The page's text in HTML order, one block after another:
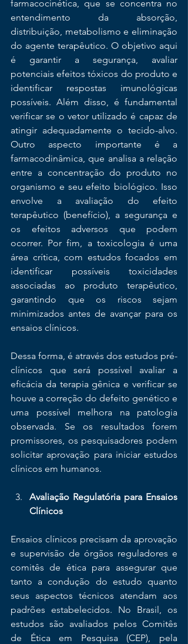
farmacocinética, que se concentra no
entendimento da absorção,
distribuição, metabolismo e eliminação
do agente terapêutico. O objetivo aqui
é garantir a segurança, avaliar
potenciais efeitos tóxicos do produto e
identificar respostas imunológicas
possíveis. Além disso, é fundamental
verificar se o vetor utilizado é capaz de
atingir adequadamente o tecido-alvo.
Outro aspecto importante é a
farmacodinâmica, que analisa a relação
entre a concentração do produto no
organismo e seu efeito biológico. Isso
envolve a avaliação do efeito
terapêutico (benefício), a segurança e
os efeitos adversos que podem
ocorrer. Por fim, a toxicologia é uma
área crítica, com estudos focados em
identificar possíveis toxicidades
associadas ao produto terapêutico,
garantindo que os riscos sejam
minimizados antes de avançar para os
ensaios clínicos.
Dessa forma, é através dos estudos pré-
clínicos que será possível avaliar a
eficácia da terapia gênica e verificar se
houve a correção do defeito genético e
uma possível melhora na patologia
observada. Se os resultados forem
promissores, os pesquisadores podem
solicitar aprovação para iniciar estudos
clínicos em humanos.
Avaliação Regulatória para Ensaios
Clínicos
Ensaios clínicos precisam da aprovação
e supervisão de órgãos reguladores e
comitês de ética para assegurar que
tanto a condução do estudo quanto
seus aspectos técnicos atendam aos
padrões estabelecidos. No Brasil, os
estudos são avaliados pelos Comitês
de Ética em Pesquisa (CEP), pela